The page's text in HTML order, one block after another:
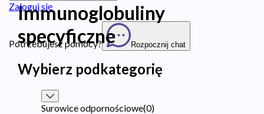
Zaloguj się
Potrzebujesz pomocy? Rozpocznij chat
Immunoglobuliny
specyficzne
Wybierz podkategorię
Surowice odpornościowe(0)